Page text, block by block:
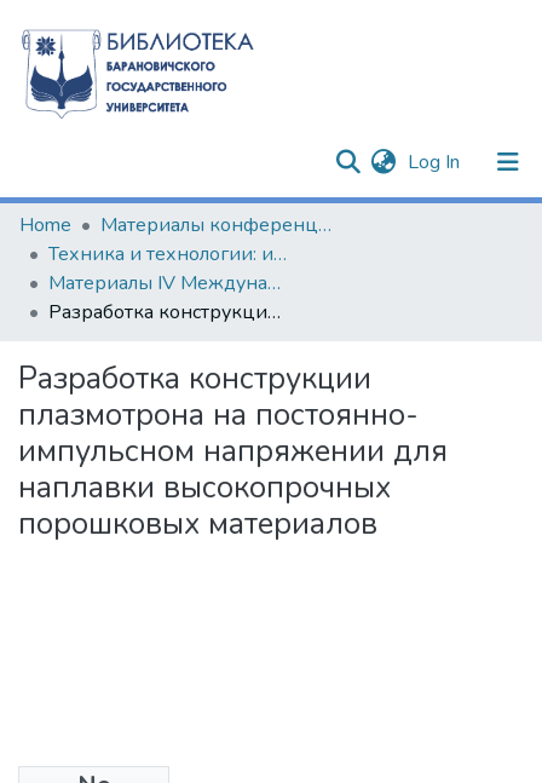
Log In (current)
Communities & Collections
All of DSpace
Statistics
Home
Материалы конференций и семинаров
Техника и технологии: инновации и качество
Материалы IV Международной научно-практической конференции, 19 декабря 2017 г.
Разработка конструкции плазмотрона на постоянно-импульсном напряжении для наплавки высокопрочных порошковых материалов
Разработка конструкции
плазмотрона на постоянно-
импульсном напряжении для
наплавки высокопрочных
порошковых материалов